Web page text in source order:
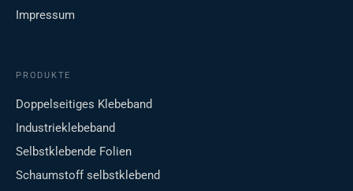
Impressum
PRODUKTE
Doppelseitiges Klebeband
Industrieklebeband
Selbstklebende Folien
Schaumstoff selbstklebend